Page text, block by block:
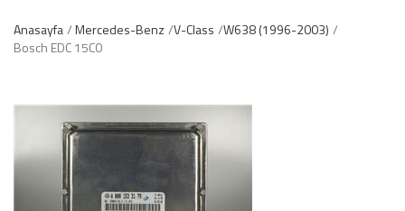
Anasayfa Mercedes-Benz V-Class W638 (1996-2003)
Bosch EDC 15C0